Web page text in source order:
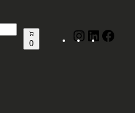
0
Instagram
LinkedIn